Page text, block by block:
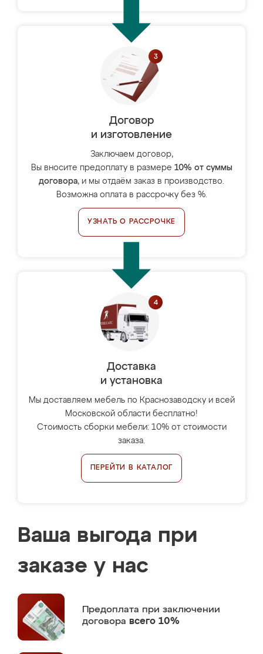
Договор
и изготовление
Заключаем договор,
Вы вносите предоплату в размере 10% от суммы
договора, и мы отдаём заказ в производство.
Возможна оплата в рассрочку без %.
УЗНАТЬ О РАССРОЧКЕ
Доставка
и установка
Мы доставляем мебель по Краснозаводску и всей
Московской области бесплатно!
Стоимость сборки мебели: 10% от стоимости
заказа.
ПЕРЕЙТИ В КАТАЛОГ
Ваша выгода при
заказе у нас
Предоплата при заключении
договора всего 10%